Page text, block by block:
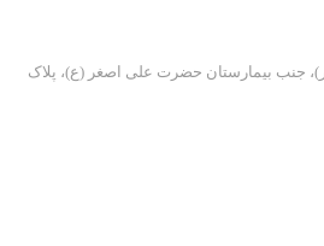
متخصص مغز و اعصاب
جنب بیمارستان حضرت علی اصغر (ع)، پلاک